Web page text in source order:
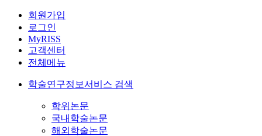
회원가입
로그인
MyRISS
고객센터
전체메뉴
학술연구정보서비스 검색
학위논문
국내학술논문
해외학술논문